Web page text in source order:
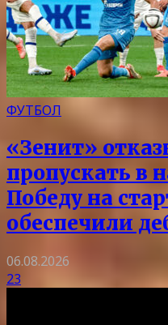
ФУТБОЛ
«Зенит»
пропускать в
Победу на
обеспечили
06.08.2026
23